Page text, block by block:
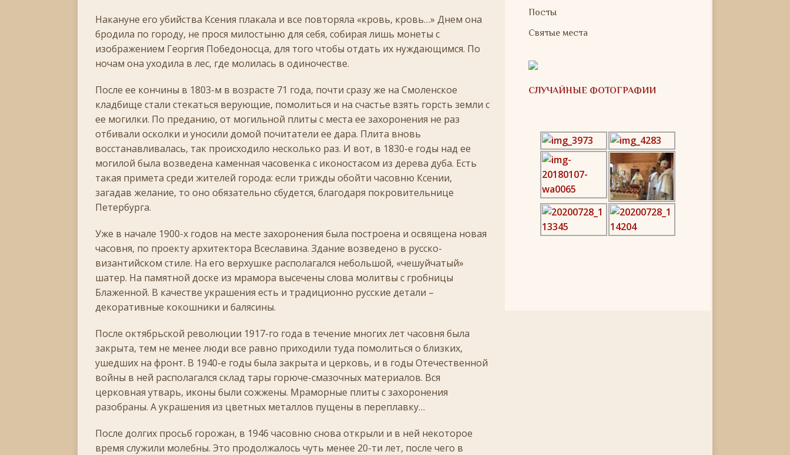
+
[ 04.11.2025 ] Празднование в честь Казанской иконы Божией Матери
ЛИК БОГОРОДИЦЫ
[ 26.10.2025 ] Неделя двадцатая по Пятидесятнице, воскресенье, 26 октября 2025 года: что будет в храме
[ 19.10.2025 ] День памяти апостола Фомы
ЛИКИ СВЯТЫХ
[ 05.07.2026 ] Неделя пятая по Пятидесятнице, воскресенье, 5 июля 2026 года: что будет в храме? +
Накануне его убийства Ксения плакала и все повторяла «кровь, кровь…» Днем она
бродила по городу, не прося милостыню для себя, собирая лишь монеты с
изображением Георгия Победоносца, для того чтобы отдать их нуждающимся. По
ночам она уходила в лес, где молилась в одиночестве.
После ее кончины в 1803-м в возрасте 71 года, почти сразу же на Смоленское
кладбище стали стекаться верующие, помолиться и на счастье взять горсть земли с
ее могилки. По преданию, от могильной плиты с места ее захоронения не раз
отбивали осколки и уносили домой почитатели ее дара. Плита вновь
восстанавливалась, так происходило несколько раз. И вот, в 1830-е годы над ее
могилой была возведена каменная часовенка с иконостасом из дерева дуба. Есть
такая примета среди жителей города: если трижды обойти часовню Ксении,
загадав желание, то оно обязательно сбудется, благодаря покровительнице
Петербурга.
Уже в начале 1900-х годов на месте захоронения была построена и освящена новая
часовня, по проекту архитектора Всеславина. Здание возведено в русско-
византийском стиле. На его верхушке располагался небольшой, «чешуйчатый»
шатер. На памятной доске из мрамора высечены слова молитвы с гробницы
Блаженной. В качестве украшения есть и традиционно русские детали –
декоративные кокошники и балясины.
После октябрьской революции 1917-го года в течение многих лет часовня была
закрыта, тем не менее люди все равно приходили туда помолиться о близких,
ушедших на фронт. В 1940-е годы была закрыта и церковь, и в годы Отечественной
войны в ней располагался склад тары горюче-смазочных материалов. Вся
церковная утварь, иконы были сожжены. Мраморные плиты с захоронения
разобраны. А украшения из цветных металлов пущены в переплавку…
После долгих просьб горожан, в 1946 часовню снова открыли и в ней некоторое
время служили молебны. Это продолжалось чуть менее 20-ти лет, после чего в
Посты
Святые места
СЛУЧАЙНЫЕ ФОТОГРАФИИ